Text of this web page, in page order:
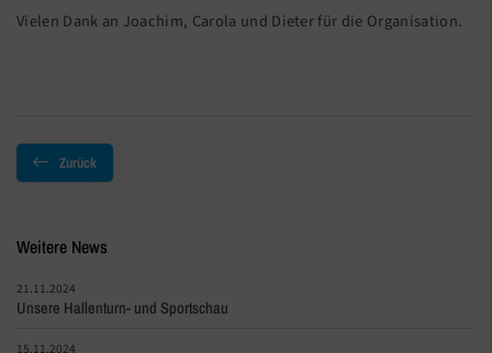
Vielen Dank an Joachim, Carola und Dieter für die Organisation.
Zurück
Weitere News
21.11.2024
Unsere Hallenturn- und Sportschau
15.11.2024